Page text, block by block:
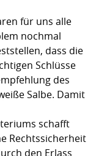
für uns alle
nochmal
dass die
Schlüsse
des
Salbe. Damit
schafft
Rechtssicherheit
den Erlass